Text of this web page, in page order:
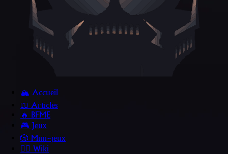
🏔️ Accueil
📖 Articles
🔥 BFME
🎮 Jeux
🎲 Mini~jeux
🧙‍♂️ Wiki